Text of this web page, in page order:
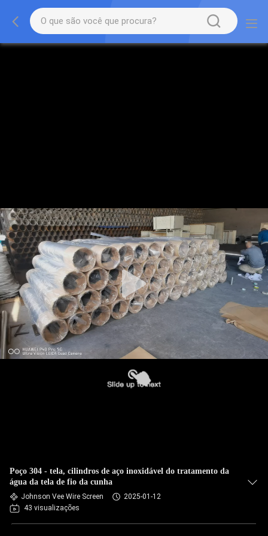
Poço 304 - tela, cilindros de aço inoxidável do tratamento da
água da tela de fio da cunha
Johnson Vee Wire Screen
2025-01-12
43 visualizações